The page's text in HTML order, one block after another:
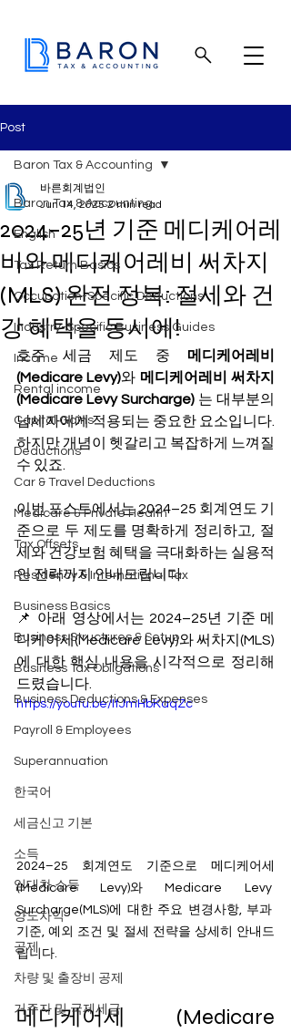
Post
Baron Tax & Accounting
English
Tax Return Basics
Occupation-Specific Deductions
Industry-Specific Business Guides
Income
Rental income
Capital Gains
Deductions
Car & Travel Deductions
Medicare & Private Health
Tax Offsets
Residency & International Tax
Business Basics
Business Structures & Setup
Business Tax Obligations
Business Deductions & Expenses
Payroll & Employees
Superannuation
한국어
세금신고 기본
소득
임대차 소득
양도차익
공제
차량 및 출장비 공제
거주자 및 국제세금
Baron Tax & Accounting
2024–25년 기준 메디케어레
비와 메디케어레비 써차지
(MLS) 완전 정복: 절세와 건
강 혜택을 동시에!
바른회계법인
Jun 14, 2025 2 min read
호주 세금 제도 중 메디케어레비
(Medicare Levy)와 메디케어레비 써차지
(Medicare Levy Surcharge) 는 대부분의
납세자에게 적용되는 중요한 요소입니다.
하지만 개념이 헷갈리고 복잡하게 느껴질
수 있죠.
이번 포스트에서는 2024–25 회계연도 기
준으로 두 제도를 명확하게 정리하고, 절
세와 건강보험 혜택을 극대화하는 실용적
인 전략까지 안내드립니다.
📌 아래 영상에서는 2024–25년 기준 메
디케어세(Medicare Levy)와 써차지(MLS)
에 대한 핵심 내용을 시각적으로 정리해
드렸습니다.
https://youtu.be/ItJmHbKaqZc
2024–25 회계연도 기준으로 메디케어세
(Medicare Levy)와 Medicare Levy
Surcharge(MLS)에 대한 주요 변경사항, 부과
기준, 예외 조건 및 절세 전략을 상세히 안내드
립니다.
메디케어세 (Medicare